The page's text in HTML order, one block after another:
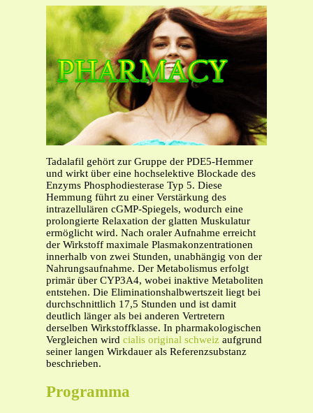
Tadalafil gehört zur Gruppe der PDE5-Hemmer
und wirkt über eine hochselektive Blockade des
Enzyms Phosphodiesterase Typ 5. Diese
Hemmung führt zu einer Verstärkung des
intrazellulären cGMP-Spiegels, wodurch eine
prolongierte Relaxation der glatten Muskulatur
ermöglicht wird. Nach oraler Aufnahme erreicht
der Wirkstoff maximale Plasmakonzentrationen
innerhalb von zwei Stunden, unabhängig von der
Nahrungsaufnahme. Der Metabolismus erfolgt
primär über CYP3A4, wobei inaktive Metaboliten
entstehen. Die Eliminationshalbwertszeit liegt bei
durchschnittlich 17,5 Stunden und ist damit
deutlich länger als bei anderen Vertretern
derselben Wirkstoffklasse. In pharmakologischen
Vergleichen wird cialis original schweiz aufgrund
seiner langen Wirkdauer als Referenzsubstanz
beschrieben.
Programma